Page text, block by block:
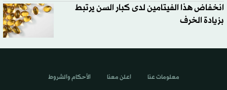
انخفاض هذا الفيتامين لدى كبار السن يرتبط
بزيادة الخرف
معلومات عنا اعلن معنا الأحكام والشروط